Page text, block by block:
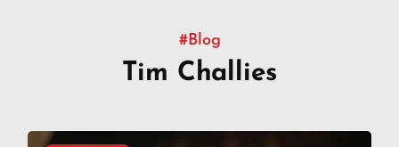
#Blog
Tim Challies